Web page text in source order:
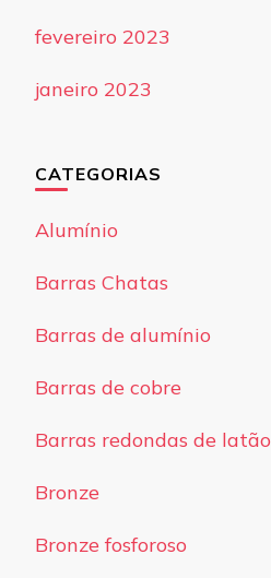
fevereiro 2023
janeiro 2023
CATEGORIAS
Alumínio
Barras Chatas
Barras de alumínio
Barras de cobre
Barras redondas de latão
Bronze
Bronze fosforoso